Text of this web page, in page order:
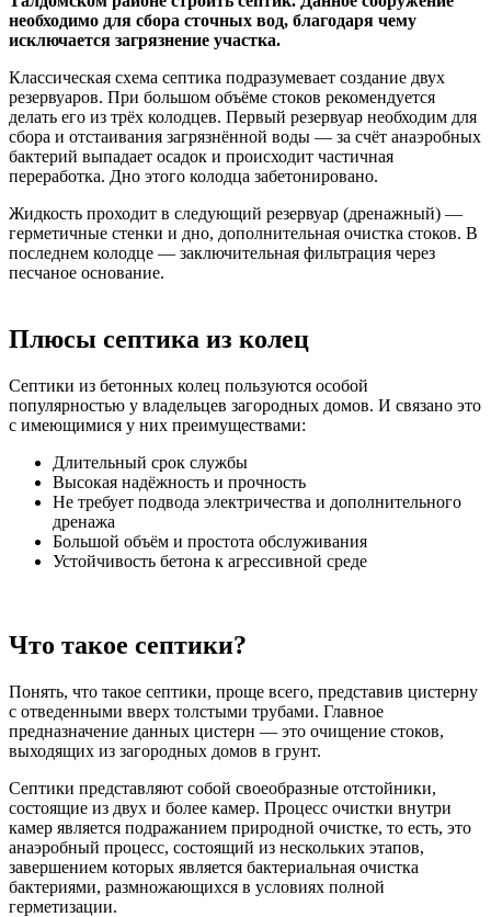
необходимо для сбора сточных вод, благодаря чему
исключается загрязнение участка.
Классическая схема септика подразумевает создание двух
резервуаров. При большом объёме стоков рекомендуется
делать его из трёх колодцев. Первый резервуар необходим для
сбора и отстаивания загрязнённой воды — за счёт анаэробных
бактерий выпадает осадок и происходит частичная
переработка. Дно этого колодца забетонировано.
Жидкость проходит в следующий резервуар (дренажный) —
герметичные стенки и дно, дополнительная очистка стоков. В
последнем колодце — заключительная фильтрация через
песчаное основание.
Плюсы септика из колец
Септики из бетонных колец пользуются особой
популярностью у владельцев загородных домов. И связано это
с имеющимися у них преимуществами:
Длительный срок службы
Высокая надёжность и прочность
Не требует подвода электричества и дополнительного
дренажа
Большой объём и простота обслуживания
Устойчивость бетона к агрессивной среде
Что такое септики?
Понять, что такое септики, проще всего, представив цистерну
с отведенными вверх толстыми трубами. Главное
предназначение данных цистерн — это очищение стоков,
выходящих из загородных домов в грунт.
Септики представляют собой своеобразные отстойники,
состоящие из двух и более камер. Процесс очистки внутри
камер является подражанием природной очистке, то есть, это
анаэробный процесс, состоящий из нескольких этапов,
завершением которых является бактериальная очистка
бактериями, размножающихся в условиях полной
герметизации.